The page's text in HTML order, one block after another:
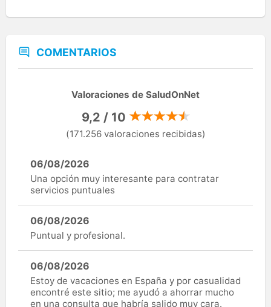
COMENTARIOS
Valoraciones de SaludOnNet
9,2 / 10
(171.256 valoraciones recibidas)
06/08/2026
Una opción muy interesante para contratar
servicios puntuales
06/08/2026
Puntual y profesional.
06/08/2026
Estoy de vacaciones en España y por casualidad
encontré este sitio; me ayudó a ahorrar mucho
en una consulta que habría salido muy cara.